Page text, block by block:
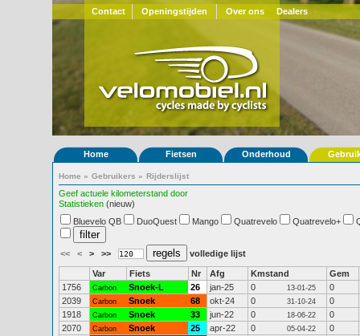
Contact Openingstijden Over ons Dealers
Home Fietsen Onderhoud
Home » Gebruikers » Rijderslijst
Geef actuele kilometerstand door
Statistieken (nieuw)
Bluevelo QB
DuoQuest Mango Quatrevelo Quatrevelo+
<< < > >> volledige lijst
Var Fiets Nr Afg Kmstand
Gem
1756
Carbon Snoek-L 26 jan-25 0 13-01-25
0
2039
Carbon Snoek 68 okt-24 0 31-10-24
0
1918
Carbon Snoek 33 jun-22 0 18-06-22
0
2070
Carbon Snoek 25 apr-22 0 05-04-22
0